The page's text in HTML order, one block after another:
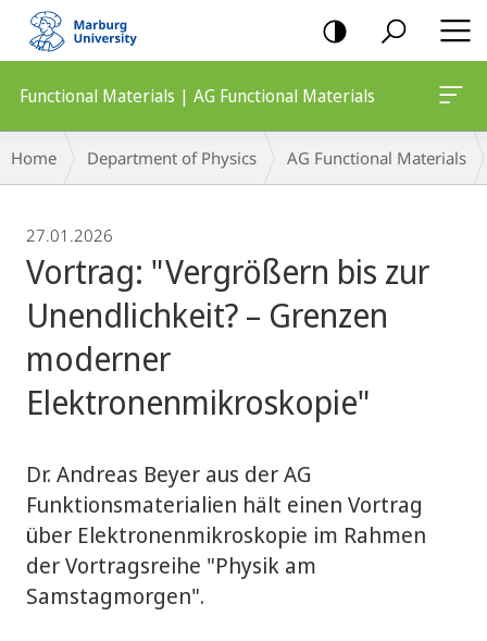
mobile
navigation
Functional Materials | AG Functional Materials
Breadcrumb-
Navigation
Home Department of Physics AG Functional Materials
27.01.2026
Vortrag: "Vergrößern bis zur
Unendlichkeit? – Grenzen
moderner
Elektronenmikroskopie"
Dr. Andreas Beyer aus der AG
Funktionsmaterialien hält einen Vortrag
über Elektronenmikroskopie im Rahmen
der Vortragsreihe "Physik am
Samstagmorgen".